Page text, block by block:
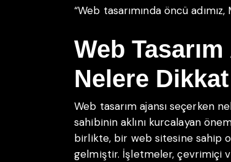
“Web tasarımında öncü
Web
Nelere
Web tasarım ajansı seçerken
sahibinin aklını kurcalayan
birlikte, bir web sitesine sahip
gelmiştir. İşletmeler, çevrimiçi